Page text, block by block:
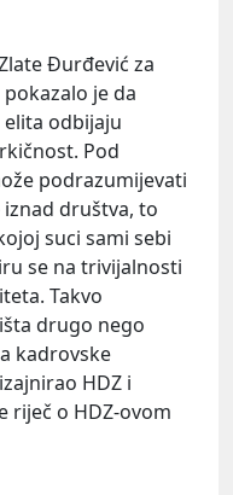
Đurđević za
je da
elita odbijaju
Pod
podrazumijevati
društva, to
suci sami sebi
se na trivijalnosti
Takvo
drugo nego
kadrovske
HDZ i
riječ o HDZ-ovom